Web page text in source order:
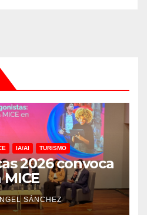
IA/AI TURISMO
2026 convoca
SÁNCHEZ